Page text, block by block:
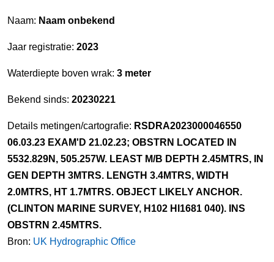
Naam: Naam onbekend
Jaar registratie: 2023
Waterdiepte boven wrak: 3 meter
Bekend sinds: 20230221
Details metingen/cartografie: RSDRA2023000046550
06.03.23 EXAM'D 21.02.23; OBSTRN LOCATED IN
5532.829N, 505.257W. LEAST M/B DEPTH 2.45MTRS, IN
GEN DEPTH 3MTRS. LENGTH 3.4MTRS, WIDTH
2.0MTRS, HT 1.7MTRS. OBJECT LIKELY ANCHOR.
(CLINTON MARINE SURVEY, H102 HI1681 040). INS
OBSTRN 2.45MTRS.
Bron: UK Hydrographic Office